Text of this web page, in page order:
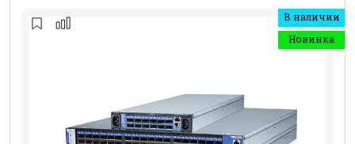
В наличии
Новинка